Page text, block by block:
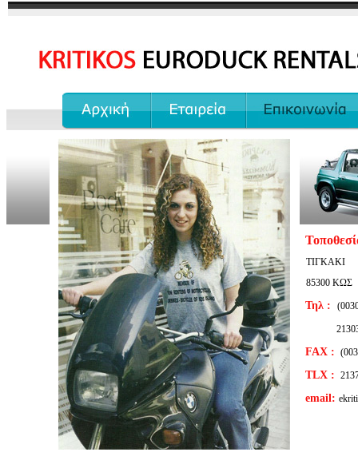
...............
ΤΙΓΚΑΚΙ
85300 ΚΩΣ
Τηλ :
FAX :
TLX :
email: